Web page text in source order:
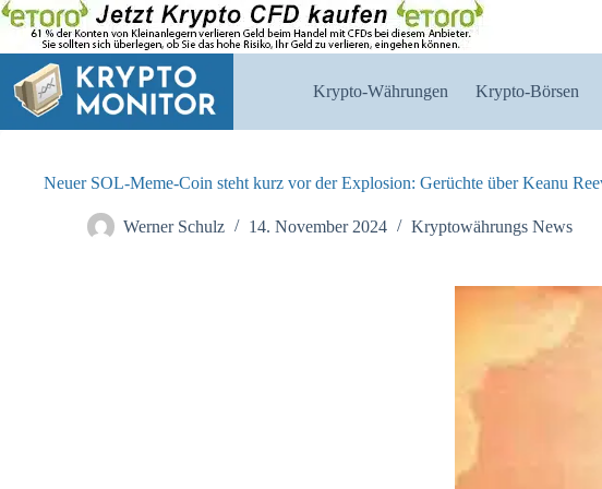
Zum
Inhalt
springen
Krypto-Währungen Krypto-Börsen
Neuer SOL-Meme-Coin steht kurz vor der Explosion: Gerüchte über Keanu
Werner Schulz 14. November 2024 Kryptowährungs News